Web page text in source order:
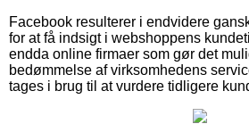
Facebook resulterer i endvidere
for at få indsigt i webshoppens
endda online firmaer som gør det
bedømmelse af virksomhedens
tages i brug til at vurdere tidligere